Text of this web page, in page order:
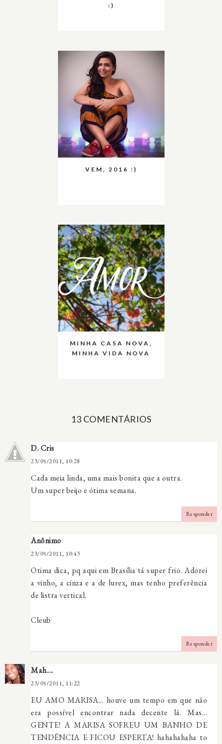
:)
VEM, 2016 :)
MINHA CASA NOVA,
MINHA VIDA NOVA
13 COMENTÁRIOS
D. Cris
23/05/2011, 10:28
Cada meia linda, uma mais bonita que a outra.
Um super beijo e ótima semana.
Responder
Anônimo
23/05/2011, 10:43
Otima dica, pq aqui em Brasília tá super frio. Adorei
a vinho, a cinza e a de lurex, mas tenho preferência
de listra vertical.
Cleub
Responder
Mah....
23/05/2011, 11:22
EU AMO MARISA... houve um tempo em que não
era possível encontrar nada decente lá. Mas...
GENTE! A MARISA SOFREU UM BANHO DE
TENDÊNCIA E FICOU ESPERTA! hahahahaha to